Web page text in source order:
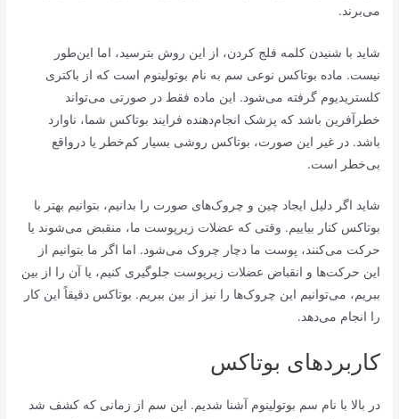
می‌برند.
شاید با شنیدن کلمه فلج کردن، از این روش بترسید، اما این‌طور
نیست. ماده بوتاکس نوعی سم به نام بوتولینوم است که از باکتری
کلستریدیوم گرفته می‌شود. این ماده فقط در صورتی می‌تواند
خطرآفرین باشد که پزشک انجام‌دهنده فرایند بوتاکس شما، ناوارد
باشد. در غیر این صورت، بوتاکس روشی بسیار کم‌خطر یا درواقع
بی‌خطر است.
شاید اگر دلیل ایجاد چین و چروک‌های صورت را بدانیم، بتوانیم بهتر با
بوتاکس کنار بیاییم. وقتی که عضلات زیرپوست ما، منقبض می‌شوند یا
حرکت می‌کنند، پوست ما دچار چروک می‌شود. اما اگر ما بتوانیم از
این حرکت‌ها و انقباض عضلات زیرپوست جلوگیری کنیم، یا آن را از بین
ببریم، می‌توانیم این چروک‌ها را نیز از بین ببریم. بوتاکس دقیقاً این کار
را انجام می‌دهد.
کاربردهای بوتاکس
در بالا با نام سم بوتولینوم آشنا شدیم. این سم از زمانی که کشف شد